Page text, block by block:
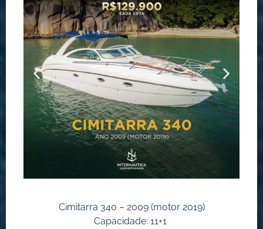
Cimitarra 340 – 2009 (motor 2019)
Capacidade: 11+1